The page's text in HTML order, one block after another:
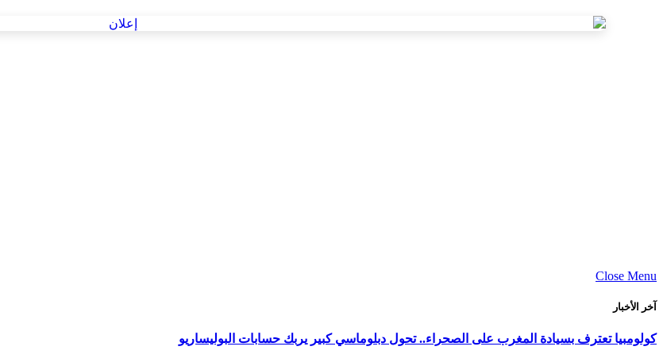
Close Menu
آخر الأخبار
كولومبيا تعترف بسيادة المغرب على الصحراء.. تحول دبلوماسي كبير يربك حسابات البوليساريو